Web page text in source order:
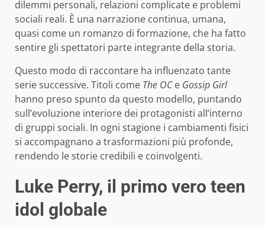
dilemmi personali, relazioni complicate e problemi
sociali reali. È una narrazione continua, umana,
quasi come un romanzo di formazione, che ha fatto
sentire gli spettatori parte integrante della storia.
Questo modo di raccontare ha influenzato tante
serie successive. Titoli come The OCe Gossip Girl
hanno preso spunto da questo modello, puntando
sull’evoluzione interiore dei protagonisti all’interno
di gruppi sociali. In ogni stagione i cambiamenti fisici
si accompagnano a trasformazioni più profonde,
rendendo le storie credibili e coinvolgenti.
Luke Perry, il primo vero teen
idol globale